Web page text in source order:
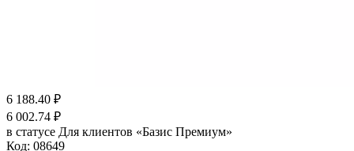
6 188.40 ₽
6 002.74 ₽
в статусе Для клиентов «Базис Премиум»
Код: 08649